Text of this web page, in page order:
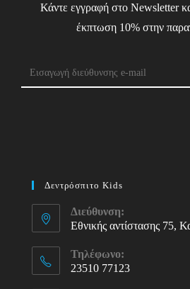
Κάντε εγγραφή στο Newsletter
έκπτωση 10% στην
Δεντρόσπιτο Kids
Διεύθυνση:
Εθνικής αντίστασης 75,
Τηλέφωνο:
23510 77123